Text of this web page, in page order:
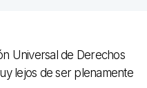
Universal de Derechos
lejos de ser plenamente